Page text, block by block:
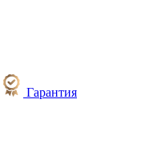
Гарантия